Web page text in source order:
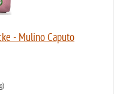
- Mulino Caputo